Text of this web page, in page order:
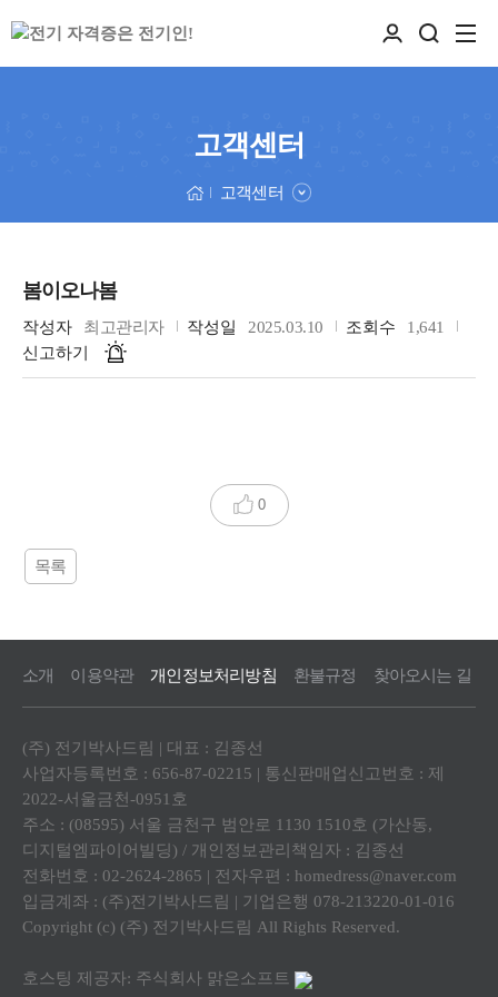
고객센터
고객센터
봄이오나봄
작성자 최고관리자 작성일 2025.03.10 조회수
1,641
신고하기
0
목록
소개 이용약관 개인정보처리방침 환불규정 찾아오시는 길
(주) 전기박사드림 | 대표 : 김종선
사업자등록번호 : 656-87-02215 | 통신판매업신고번호 : 제
2022-서울금천-0951호
주소 : (08595) 서울 금천구 범안로 1130 1510호 (가산동,
디지털엠파이어빌딩) / 개인정보관리책임자 : 김종선
전화번호 : 02-2624-2865 | 전자우편 : homedress@naver.com
입금계좌 : (주)전기박사드림 | 기업은행 078-213220-01-016
Copyright (c) (주) 전기박사드림 All Rights Reserved.
호스팅 제공자: 주식회사 맑은소프트